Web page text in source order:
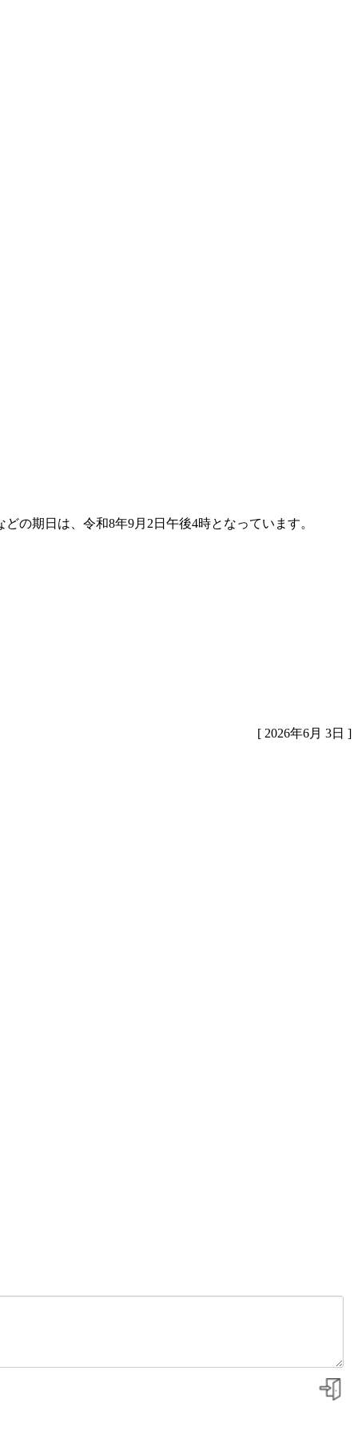
の期日は、令和8年9月2日午後4時となっています。
[ 2026年6月 3日 ]